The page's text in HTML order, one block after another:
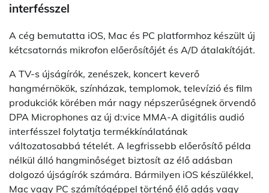
interfésszel
A cég bemutatta iOS, Mac és PC platformhoz készült új
kétcsatornás mikrofon előerősítőjét és A/D átalakítóját.
A TV-s újságírók, zenészek, koncert keverő
hangmérnökök, színházak, templomok, televízió és film
produkciók körében már nagy népszerűségnek örvendő
DPA Microphones az új d:vice MMA-A digitális audió
interfésszel folytatja termékkínálatának
változatosabbá tételét. A legfrissebb előerősítő példa
nélkül álló hangminőséget biztosít az élő adásban
dolgozó újságírók számára. Bármilyen iOS készülékkel,
Mac vagy PC számítógéppel történő élő adás vagy